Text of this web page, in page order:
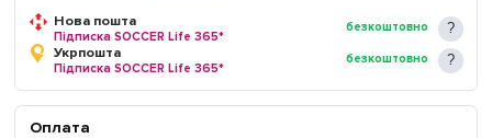
Нова пошта
Підписка SOCCER Life 365*
безкоштовно
Укрпошта
Підписка SOCCER Life 365*
безкоштовно
Оплата